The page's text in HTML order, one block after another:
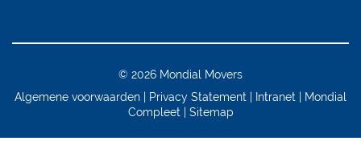
© 2026 Mondial Movers
Algemene voorwaarden Privacy Statement Intranet
Mondial
Compleet
Sitemap